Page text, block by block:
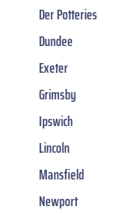
Der Potteries
Dundee
Exeter
Grimsby
Ipswich
Lincoln
Mansfield
Newport